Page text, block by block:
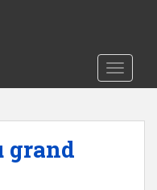
grand